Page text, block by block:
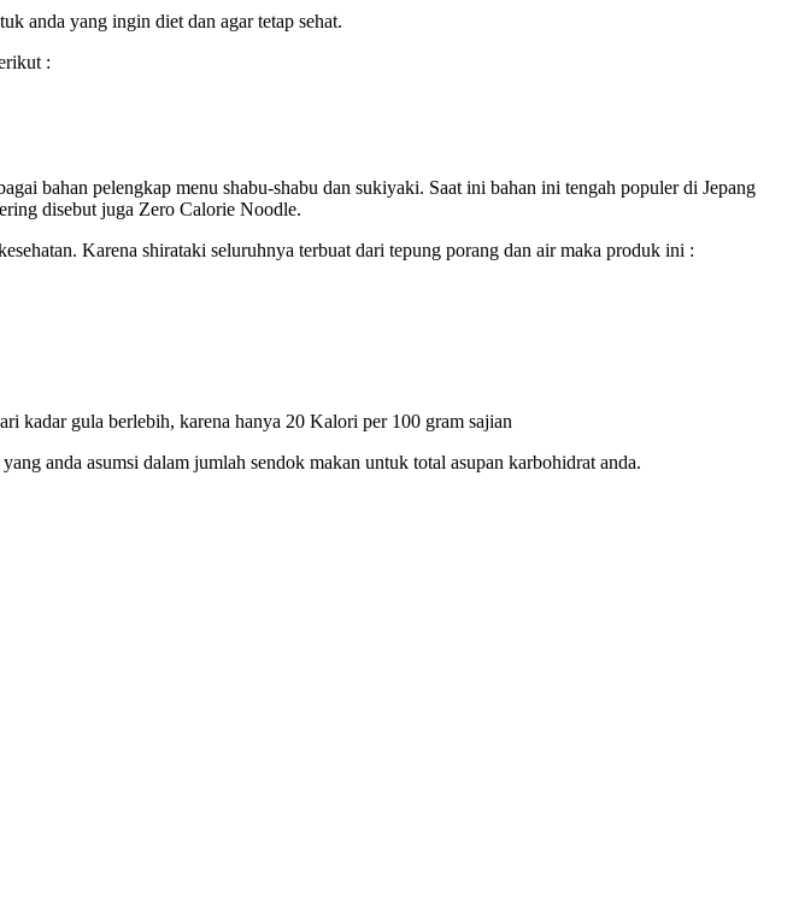
anda yang ingin diet dan agar tetap sehat.
:
bahan pelengkap menu shabu-shabu dan sukiyaki. Saat ini bahan ini tengah populer di Jepang
disebut juga Zero Calorie Noodle.
Karena shirataki seluruhnya terbuat dari tepung porang dan air maka produk ini :
kadar gula berlebih, karena hanya 20 Kalori per 100 gram sajian
anda asumsi dalam jumlah sendok makan untuk total asupan karbohidrat anda.